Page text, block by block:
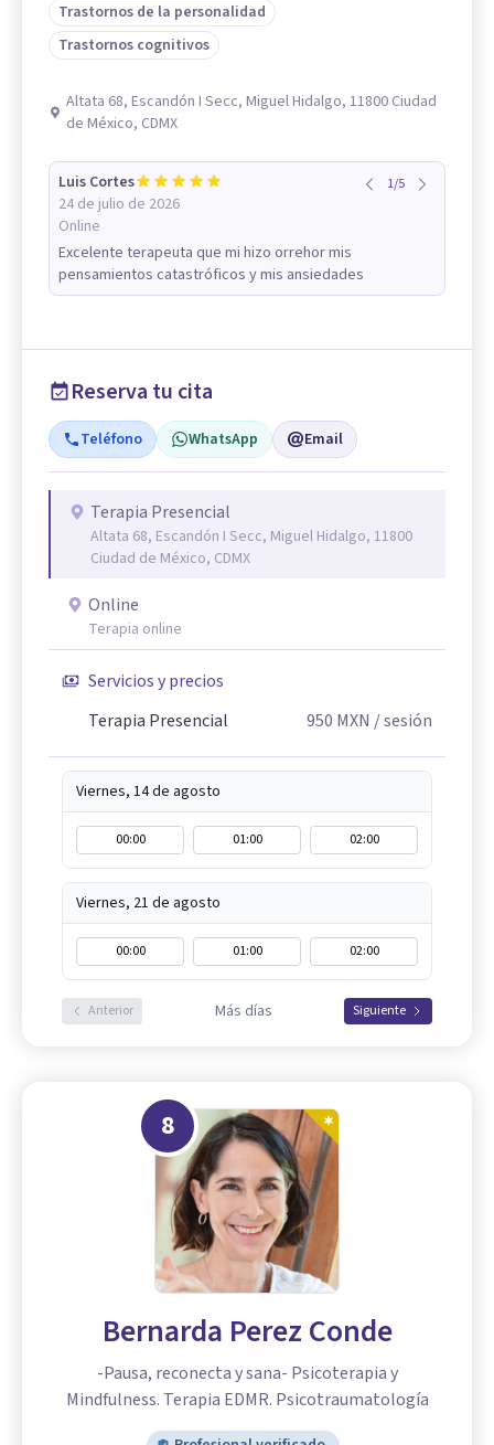
Trastornos de la personalidad
Trastornos cognitivos
Altata 68, Escandón I Secc, Miguel Hidalgo, 11800 Ciudad
de México, CDMX
Luis Cortes
24 de julio de 2026
Online
1/5
Excelente terapeuta que mi hizo orrehor mis
pensamientos catastróficos y mis ansiedades
Reserva tu cita
Teléfono WhatsApp Email
Terapia Presencial
Altata 68, Escandón I Secc, Miguel Hidalgo, 11800
Ciudad de México, CDMX
Online
Terapia online
Servicios y precios
Terapia Presencial
950 MXN / sesión
Viernes, 14 de agosto
00:00 01:00 02:00
Viernes, 21 de agosto
00:00 01:00 02:00
Anterior Más días Siguiente
8
Bernarda Perez Conde
-Pausa, reconecta y sana- Psicoterapia y
Mindfulness. Terapia EDMR. Psicotraumatología